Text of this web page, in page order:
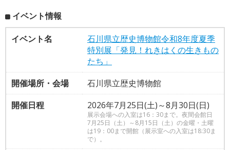
イベント情報
イベント名
石川県立歴史博物館令和8年度夏季
特別展「発見！れきはくの生きもの
たち」
開催場所・会場
石川県立歴史博物館
開催日程
2026年7月25日(土)～8月30日(日)
展示会場への入室は16：30まで。夜間会館日
7月25日（土）～8月15日（土）の金曜・土曜
は19：00まで開館（展示室への入室は18:30ま
で）。